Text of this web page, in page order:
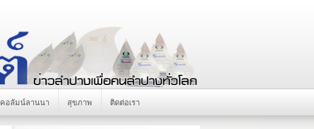
คอลัมน์ลานนา สุขภาพ ติดต่อเรา